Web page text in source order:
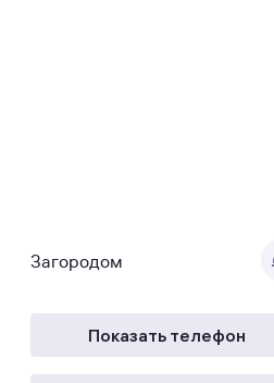
Загородом
Показать телефон